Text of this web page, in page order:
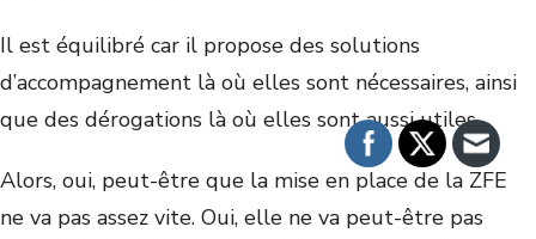
Il est équilibré car il propose des solutions
d’accompagnement là où elles sont nécessaires, ainsi
que des dérogations là où elles sont aussi utiles.
Alors, oui, peut-être que la mise en place de la ZFE
ne va pas assez vite. Oui, elle ne va peut-être pas